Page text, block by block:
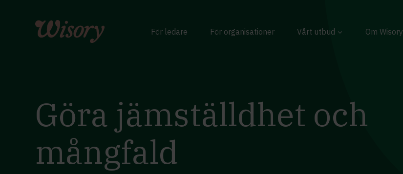
För ledare För organisationer Vårt utbud Om Wisory
Göra jämställdhet och
mångfald